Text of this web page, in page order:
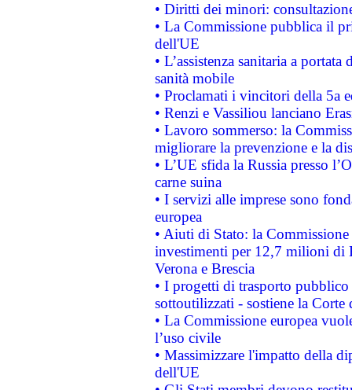
• Diritti dei minori:
• La Commissione pubblica il
dell'UE
• L’assistenza sanitaria a
sanità mobile
• Proclamati i vincitori della 5a
• Renzi e Vassiliou lanciano
• Lavoro sommerso: la
migliorare la prevenzione e la
• L’UE sfida la Russia presso
carne suina
• I servizi alle imprese sono
europea
• Aiuti di Stato: la
investimenti per 12,7 milioni di
Verona e Brescia
• I progetti di trasporto
sottoutilizzati - sostiene la Corte
• La Commissione europea
l’uso civile
• Massimizzare l'impatto della
dell'UE